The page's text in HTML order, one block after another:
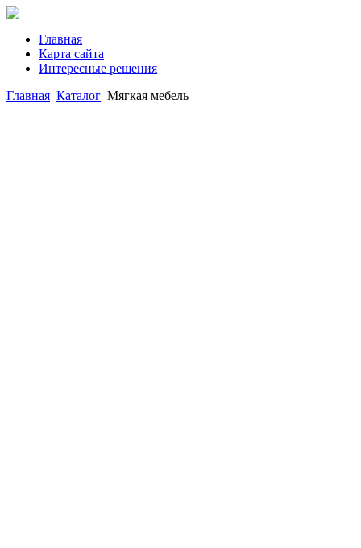
Главная
Карта сайта
Интересные решения
Главная Каталог Мягкая мебель